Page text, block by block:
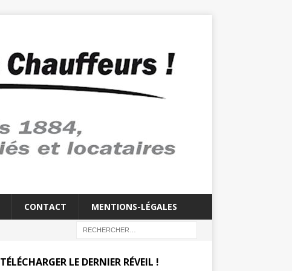
CONTACT MENTIONS-LÉGALES
TÉLÉCHARGER LE DERNIER RÉVEIL !